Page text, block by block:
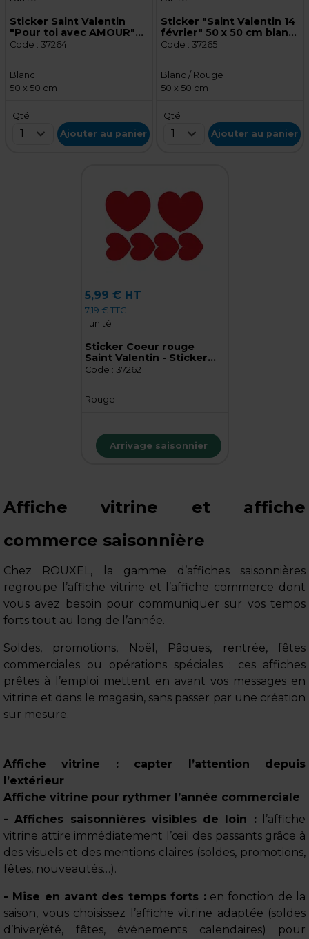
Sticker Saint Valentin
"Pour toi avec AMOUR"
50 x 50 cm blanc - Sticker
Code : 37264
Blanc
50 x 50 cm
Qté
1 Ajouter au panier
Sticker "Saint Valentin 14
février" 50 x 50 cm blanc
/ rouge - Sticker vitrine
Code : 37265
Blanc / Rouge
50 x 50 cm
Qté
1 Ajouter au panier
5,99 € HT
7,19 € TTC
l'unité
Sticker Coeur rouge
Saint Valentin - Sticker
vitrine - Set de 6 pièces
Code : 37262
Rouge
Arrivage saisonnier
Affiche vitrine et affiche
commerce saisonnière
Chez ROUXEL, la gamme d’affiches saisonnières
regroupe l’affiche vitrine et l’affiche commerce dont
vous avez besoin pour communiquer sur vos temps
forts tout au long de l’année.
Soldes, promotions, Noël, Pâques, rentrée, fêtes
commerciales ou opérations spéciales : ces affiches
prêtes à l’emploi mettent en avant vos messages en
vitrine et dans le magasin, sans passer par une création
sur mesure.
Affiche vitrine : capter l’attention depuis
l’extérieur
Affiche vitrine pour rythmer l’année commerciale
- Affiches saisonnières visibles de loin :l’affiche
vitrine attire immédiatement l’œil des passants grâce à
des visuels et des mentions claires (soldes, promotions,
fêtes, nouveautés…).
- Mise en avant des temps forts :en fonction de la
saison, vous choisissez l’affiche vitrine adaptée (soldes
d’hiver/été, fêtes, événements calendaires) pour